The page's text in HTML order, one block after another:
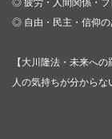
◎ 自由・民主・信仰
【大川隆法・未来への
人の気持ちが分から